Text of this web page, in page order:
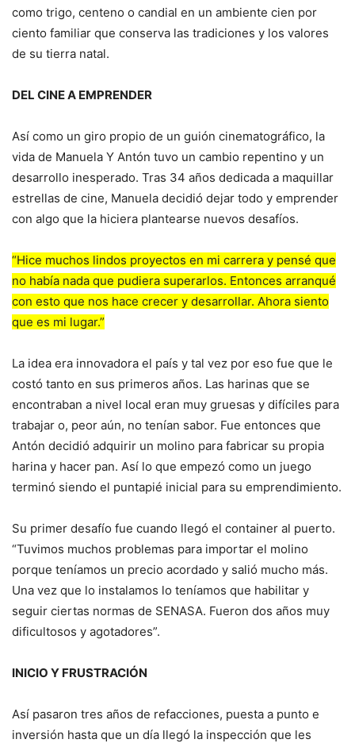
como trigo, centeno o candial en un ambiente cien por
ciento familiar que conserva las tradiciones y los valores
de su tierra natal.
DEL CINE A EMPRENDER
Así como un giro propio de un guión cinematográfico, la
vida de Manuela Y Antón tuvo un cambio repentino y un
desarrollo inesperado. Tras 34 años dedicada a maquillar
estrellas de cine, Manuela decidió dejar todo y emprender
con algo que la hiciera plantearse nuevos desafíos.
“Hice muchos lindos proyectos en mi carrera y pensé que
no había nada que pudiera superarlos. Entonces arranqué
con esto que nos hace crecer y desarrollar. Ahora siento
que es mi lugar.”
La idea era innovadora el país y tal vez por eso fue que le
costó tanto en sus primeros años. Las harinas que se
encontraban a nivel local eran muy gruesas y difíciles para
trabajar o, peor aún, no tenían sabor. Fue entonces que
Antón decidió adquirir un molino para fabricar su propia
harina y hacer pan. Así lo que empezó como un juego
terminó siendo el puntapié inicial para su emprendimiento.
Su primer desafío fue cuando llegó el container al puerto.
“Tuvimos muchos problemas para importar el molino
porque teníamos un precio acordado y salió mucho más.
Una vez que lo instalamos lo teníamos que habilitar y
seguir ciertas normas de SENASA. Fueron dos años muy
dificultosos y agotadores”.
INICIO Y FRUSTRACIÓN
Así pasaron tres años de refacciones, puesta a punto e
inversión hasta que un día llegó la inspección que les